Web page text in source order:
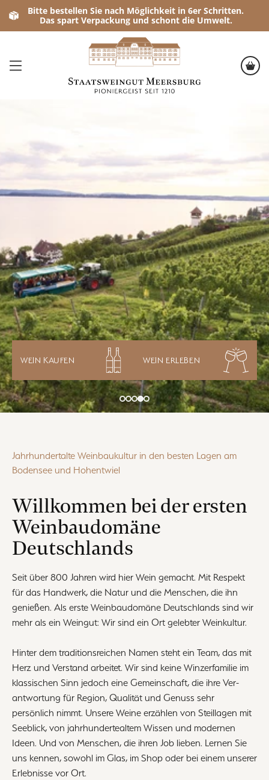
Bitte bestellen Sie nach Möglichkeit in 6er Schritten.
Das spart Verpackung und schont die Umwelt.
WEIN KAUFEN WEIN ERLEBEN
Jahrhundertalte Weinbaukultur in den besten Lagen am
Bodensee und Hohentwiel
Willkommen bei der ersten
Weinbaudomäne
Deutschlands
Seit über 800 Jahren wird hier Wein gemacht. Mit Respekt
für das Handwerk, die Natur und die Menschen, die ihn
genießen. Als erste Weinbaudomäne Deutschlands sind wir
mehr als ein Weingut: Wir sind ein Ort gelebter Weinkultur.
Hinter dem traditionsreichen Namen steht ein Team, das mit
Herz und Verstand arbeitet. Wir sind keine Winzerfamilie im
klassischen Sinn jedoch eine Gemeinschaft, die ihre Ver-
antwortung für Region, Qualität und Genuss sehr
persönlich nimmt. Unsere Weine erzählen von Steillagen mit
Seeblick, von jahrhundertealtem Wissen und modernen
Ideen. Und von Menschen, die ihren Job lieben. Lernen Sie
uns kennen, sowohl im Glas, im Shop oder bei einem unserer
Erlebnisse vor Ort.